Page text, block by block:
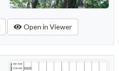
Open in Viewer